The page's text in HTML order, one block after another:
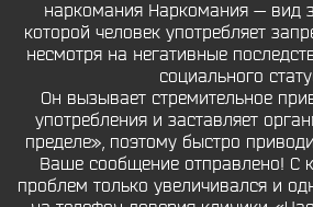
наркомания Наркомания — вид
которой человек употребляет
несмотря на негативные
социального
Он вызывает стремительное
употребления и заставляет
пределе», поэтому быстро
Ваше сообщение отправлено! С
проблем только увеличивался и